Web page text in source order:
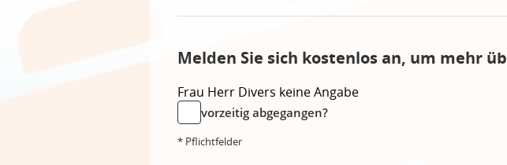
Melden Sie sich kostenlos an, um mehr
Frau Herr Divers keine Angabe
vorzeitig abgegangen?
* Pflichtfelder